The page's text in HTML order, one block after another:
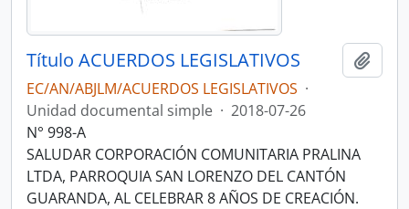
Título ACUERDOS LEGISLATIVOS
EC/AN/ABJLM/ACUERDOS LEGISLATIVOS ·
Unidad documental simple · 2018-07-26
N° 998-A
SALUDAR CORPORACIÓN COMUNITARIA PRALINA
LTDA, PARROQUIA SAN LORENZO DEL CANTÓN
GUARANDA, AL CELEBRAR 8 AÑOS DE CREACIÓN.